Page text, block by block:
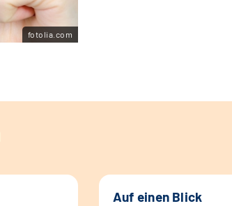
fotolia.com
Auf einen Blick